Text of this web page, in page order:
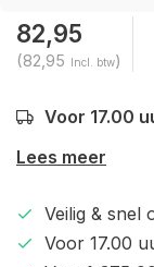
82,95
(82,95 Incl. btw)
Voor 17.00
Lees meer
Veilig & snel
Voor 17.00